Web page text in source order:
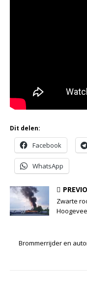
Dit delen:
Facebook
WhatsApp
Zwarte
Brommerrijder en